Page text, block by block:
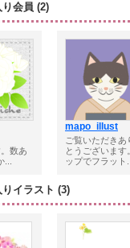
り会員 (2)
数あ
mapo_illust
ご覧いただきあ
とうございます
ップでフラット
りイラスト (3)